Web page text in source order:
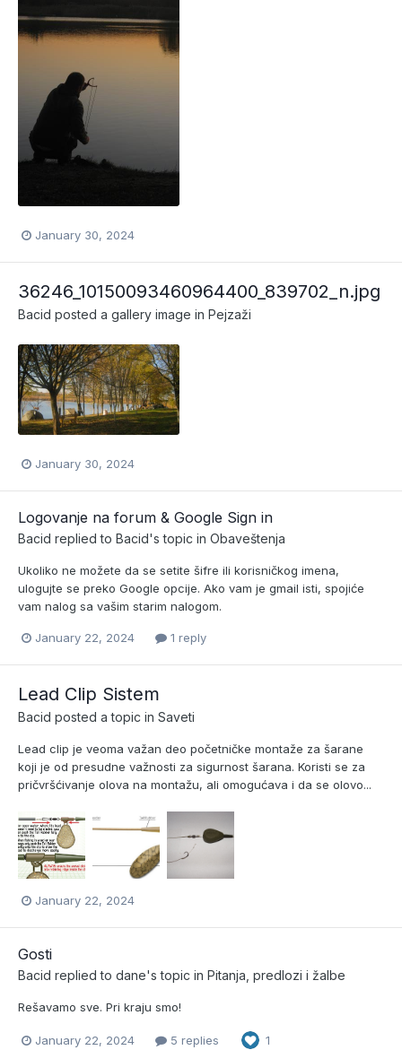
January 30, 2024
36246_10150093460964400_839702_n.jpg
Bacid posted a gallery image in Pejzaži
January 30, 2024
Logovanje na forum & Google Sign in
Bacid replied to Bacid's topic in Obaveštenja
Ukoliko ne možete da se setite šifre ili korisničkog imena,
ulogujte se preko Google opcije. Ako vam je gmail isti, spojiće
vam nalog sa vašim starim nalogom.
January 22, 2024 1 reply
Lead Clip Sistem
Bacid posted a topic in Saveti
Lead clip je veoma važan deo početničke montaže za šarane
koji je od presudne važnosti za sigurnost šarana. Koristi se za
pričvršćivanje olova na montažu, ali omogućava i da se olovo...
January 22, 2024
Gosti
Bacid replied to dane's topic in Pitanja, predlozi i žalbe
Rešavamo sve. Pri kraju smo!
January 22, 2024 5 replies 1